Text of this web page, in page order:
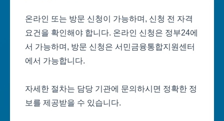
온라인 또는 방문 신청이 가능하며, 신청 전 자격
요건을 확인해야 합니다. 온라인 신청은 정부24에
서 가능하며, 방문 신청은 서민금융통합지원센터
에서 가능합니다.
자세한 절차는 담당 기관에 문의하시면 정확한 정
보를 제공받을 수 있습니다.